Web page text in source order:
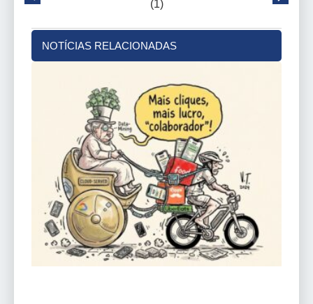
NOTÍCIAS RELACIONADAS